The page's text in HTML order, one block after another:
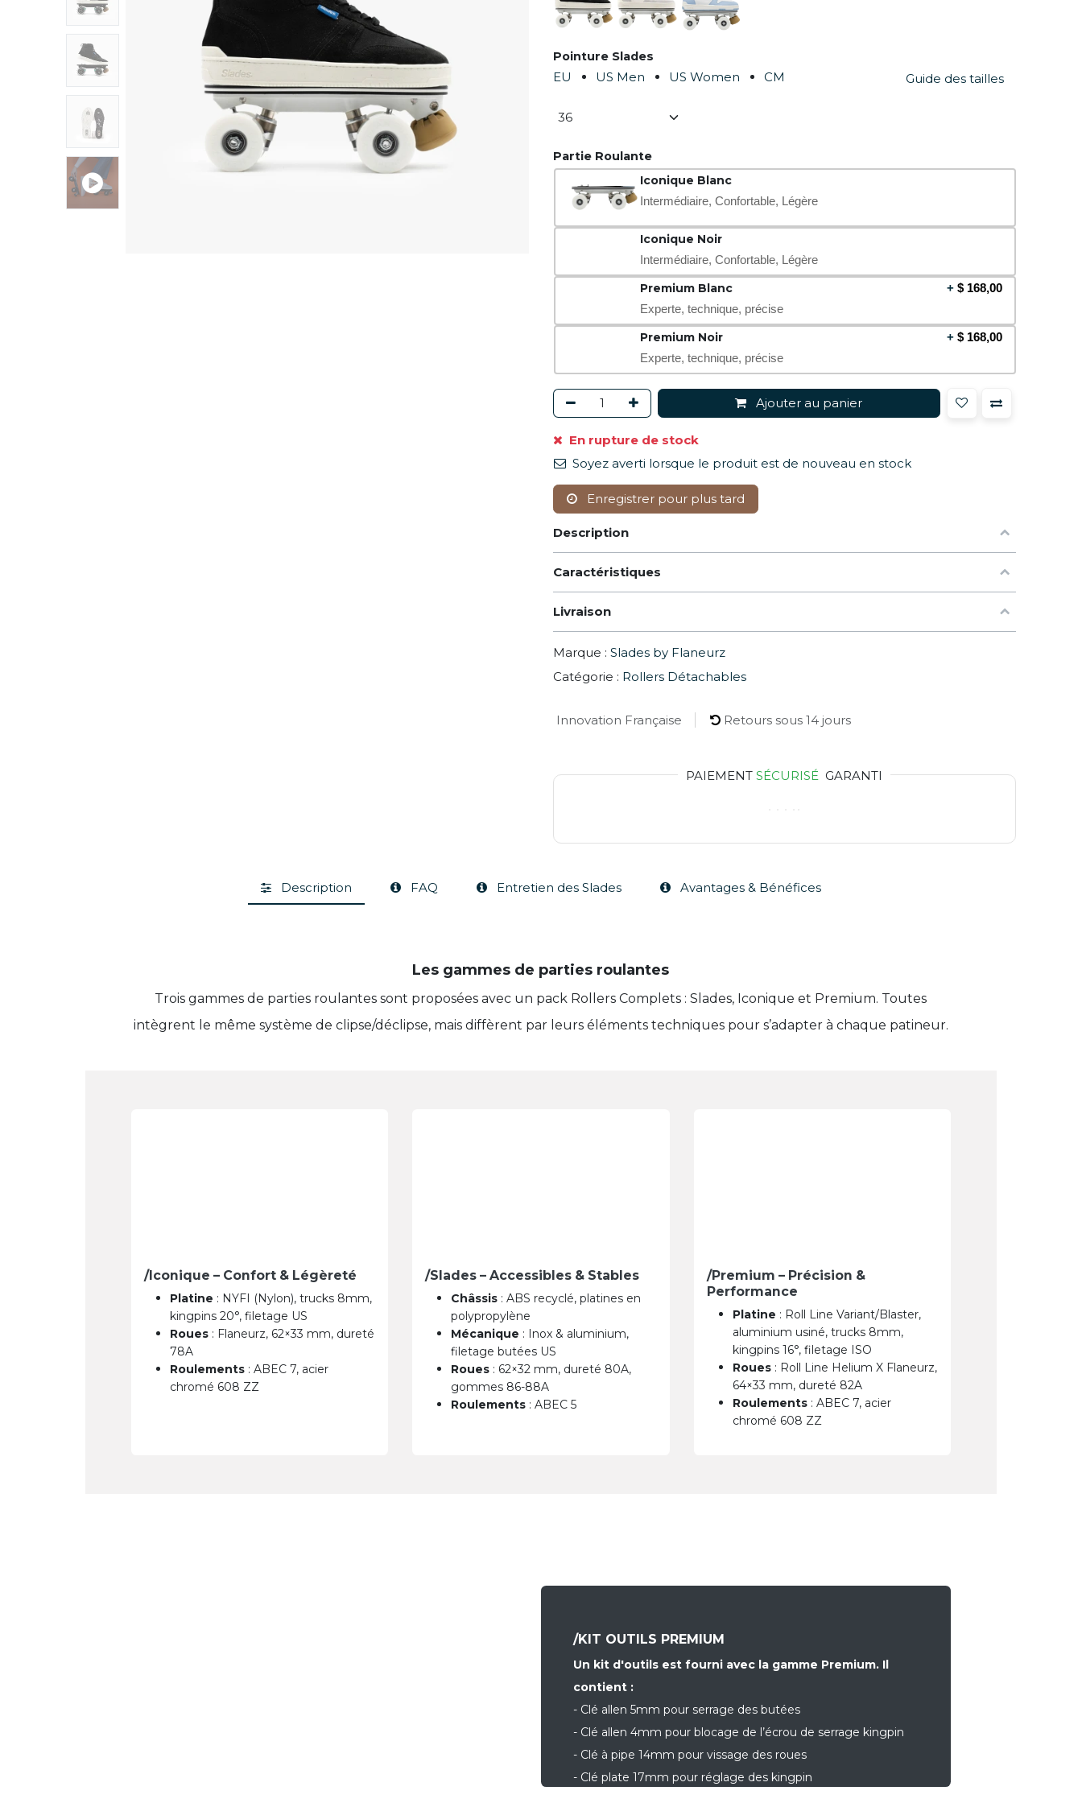
Pointure Slades
EU US Men US Women CM Guide des tailles
Partie Roulante
Iconique Blanc
Intermédiaire, Confortable, Légère
Iconique Noir
Intermédiaire, Confortable, Légère
Premium Blanc
Experte, technique, précise
+ $ 168,00
Premium Noir
Experte, technique, précise
+ $ 168,00
Ajouter au panier
En rupture de stock
Soyez averti lorsque le produit est de nouveau en stock
Enregistrer pour plus tard
Description
Caractéristiques
Livraison
Marque : Slades by Flaneurz
Catégorie : Rollers Détachables
Innovation Française Retours sous 14 jours
PAIEMENTSÉCURISÉ GARANTI
Description FAQ Entretien des Slades Avantages & Bénéfices
Les gammes de parties roulantes
Trois gammes de parties roulantes sont proposées avec un pack Rollers Complets : Slades, Iconique et Premium. Toutes
intègrent le même système de clipse/déclipse, mais diffèrent par leurs éléments techniques pour s’adapter à chaque patineur.
/Iconique – Confort & Légèreté
Platine : NYFI (Nylon), trucks 8mm,
kingpins 20°, filetage US
Roues: Flaneurz, 62×33 mm, dureté
78A
Roulements: ABEC 7, acier
chromé 608 ZZ
/Slades – Accessibles & Stables
Châssis : ABS recyclé, platines en
polypropylène
Mécanique : Inox & aluminium,
filetage butées US
Roues : 62×32 mm, dureté 80A,
gommes 86-88A
Roulements : ABEC 5
/Premium – Précision &
Performance
Platine : Roll Line Variant/Blaster,
aluminium usiné, trucks 8mm,
kingpins 16°, filetage ISO
Roues: Roll Line Helium X Flaneurz,
64×33 mm, dureté 82A
Roulements: ABEC 7, acier
chromé 608 ZZ
/KIT OUTILS PREMIUM
Un kit d'outils est fourni avec la gamme Premium. Il
contient :
- Clé allen 5mm pour serrage des butées
- Clé allen 4mm pour blocage de l’écrou de serrage kingpin
- Clé à pipe 14mm pour vissage des roues
- Clé plate 17mm pour réglage des kingpin